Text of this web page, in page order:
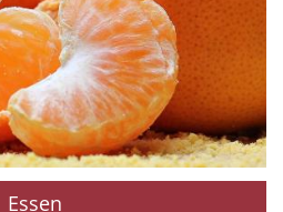
Essen